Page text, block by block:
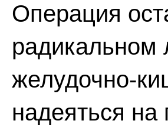
Операция
радикальном
желудочно-
надеяться